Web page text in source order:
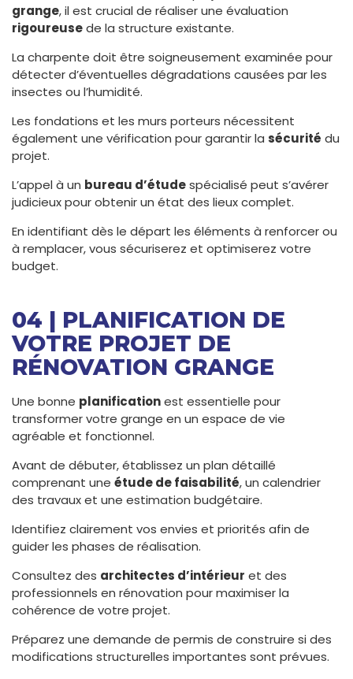
grange, il est crucial de réaliser une évaluation
rigoureusede la structure existante.
La charpente doit être soigneusement examinée pour
détecter d’éventuelles dégradations causées par les
insectes ou l’humidité.
Les fondations et les murs porteurs nécessitent
également une vérification pour garantir la sécurité du
projet.
L’appel à un bureau d’étudespécialisé peut s’avérer
judicieux pour obtenir un état des lieux complet.
En identifiant dès le départ les éléments à renforcer ou
à remplacer, vous sécuriserez et optimiserez votre
budget.
04 | PLANIFICATION DE
VOTRE PROJET DE
RÉNOVATION GRANGE
Une bonne planificationest essentielle pour
transformer votre grange en un espace de vie
agréable et fonctionnel.
Avant de débuter, établissez un plan détaillé
comprenant une étude de faisabilité, un calendrier
des travaux et une estimation budgétaire.
Identifiez clairement vos envies et priorités afin de
guider les phases de réalisation.
Consultez des architectes d’intérieur et des
professionnels en rénovation pour maximiser la
cohérence de votre projet.
Préparez une demande de permis de construire si des
modifications structurelles importantes sont prévues.